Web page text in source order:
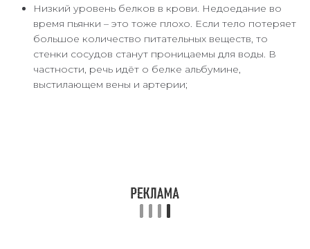
Низкий уровень белков в крови. Недоедание во
время пьянки – это тоже плохо. Если тело потеряет
большое количество питательных веществ, то
стенки сосудов станут проницаемы для воды. В
частности, речь идёт о белке альбумине,
выстилающем вены и артерии;